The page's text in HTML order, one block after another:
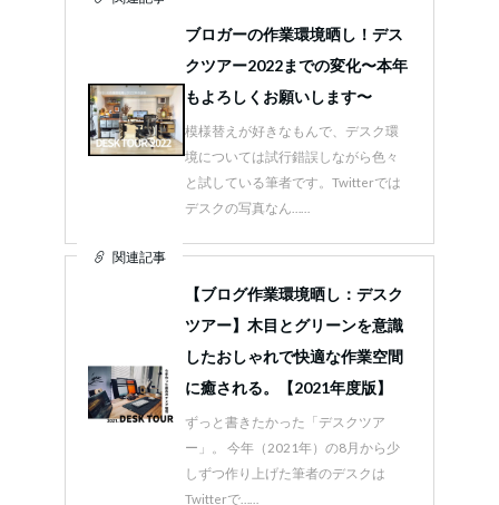
ブロガーの作業環境晒し！デス
クツアー2022までの変化〜本年
もよろしくお願いします〜
模様替えが好きなもんで、デスク環
境については試行錯誤しながら色々
と試している筆者です。Twitterでは
デスクの写真なん……
関連記事
【ブログ作業環境晒し：デスク
ツアー】木目とグリーンを意識
したおしゃれで快適な作業空間
に癒される。【2021年度版】
ずっと書きたかった「デスクツア
ー」。 今年（2021年）の8月から少
しずつ作り上げた筆者のデスクは
Twitterで……